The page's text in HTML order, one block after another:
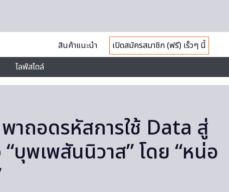
สินค้าแนะนำ
เปิดสมัครสมาชิก (ฟรี) เร็วๆ นี้
ไลฟ์สไตล์
าถอดรหัสการใช้ Data สู่
“บุพเพสันนิวาส” โดย “หน่อ